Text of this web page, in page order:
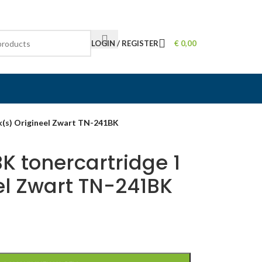
LOGIN / REGISTER € 0,00
Origineel Zwart TN-241BK
tonercartridge 1
TN-241BK